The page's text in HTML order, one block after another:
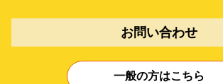
お問い合わせ
一般の方はこちら